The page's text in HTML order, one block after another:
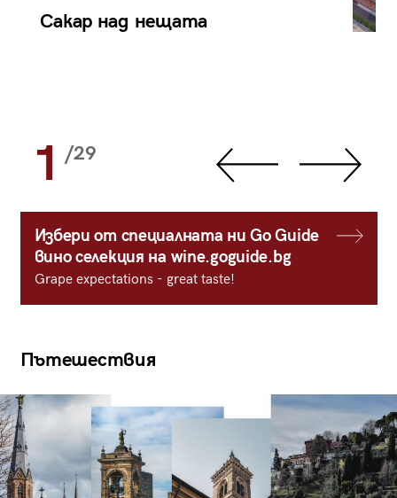
Сакар над нещата
1 /29
Избери от специалната ни Go Guide
вино селекция на wine.goguide.bg
Grape expectations - great taste!
Пътешествия